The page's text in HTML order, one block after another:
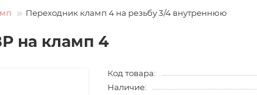
Переходник кламп 4 на резьбу 3/4 внутреннюю
на кламп 4
Код товара:
Наличие: